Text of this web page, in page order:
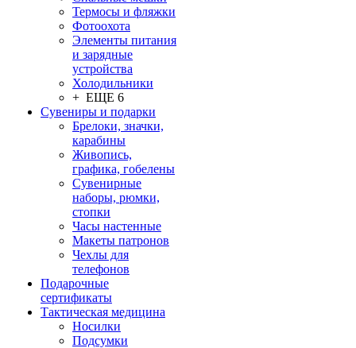
Термосы и фляжки
Фотоохота
Элементы питания
и зарядные
устройства
Холодильники
+ ЕЩЕ 6
Сувениры и подарки
Брелоки, значки,
карабины
Живопись,
графика, гобелены
Сувенирные
наборы, рюмки,
стопки
Часы настенные
Макеты патронов
Чехлы для
телефонов
Подарочные
сертификаты
Тактическая медицина
Носилки
Подсумки